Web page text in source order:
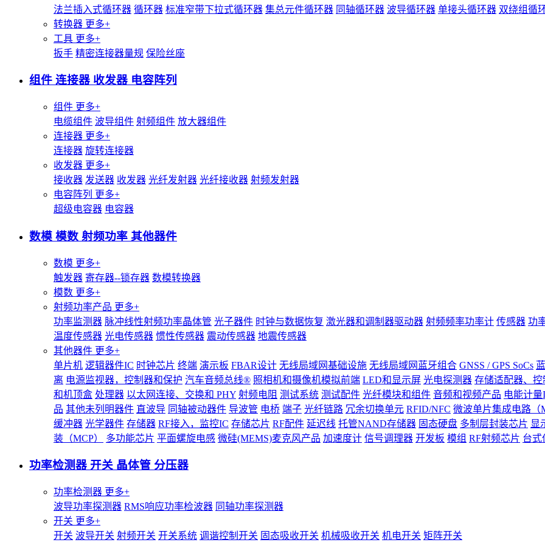
法兰插入式循环器 循环器 标准窄带下拉式循环器 集总元件循环器 同轴循环器 波导循环器 单接头循环器 双绕组循
转换器 更多+
工具 更多+
扳手 精密连接器量规 保险丝座
组件 连接器 收发器 电容阵列
组件 更多+
电缆组件 波导组件 射频组件 放大器组件
连接器 更多+
连接器 旋转连接器
收发器 更多+
接收器 发送器 收发器 光纤发射器 光纤接收器 射频发射器
电容阵列 更多+
超级电容器 电容器
数模 模数 射频功率 其他器件
数模 更多+
触发器 寄存器--锁存器 数模转换器
模数 更多+
射频功率产品 更多+
功率监测器 脉冲线性射频功率晶体管 光子器件 时钟与数据恢复 激光器和调制器驱动器 射频频率功率计 传感器 功
温度传感器 光电传感器 惯性传感器 震动传感器 地震传感器
其他器件 更多+
单片机 逻辑器件IC 时钟芯片 终端 演示板 FBAR设计 无线局域网基础设施 无线局域网蓝牙组合 GNSS / GPS SoCs
离 电源监视器，控制器和保护 汽车音频总线® 照相机和摄像机模拟前端 LED和显示屏 光电探测器 存储适配器、控
和机顶盒 处理器 以太网连接、交换和 PHY 射频电阻 测试系统 测试配件 光纤模块和组件 音频和视频产品 电能计量
品 其他未列明器件 直波导 同轴被动器件 导波管 电桥 端子 光纤链路 冗余切换单元 RFID/NFC 微波单片集成电路（
缓冲器 光学器件 存储器 RF接入，监控IC 存储芯片 RF配件 延迟线 托管NAND存储器 固态硬盘 多制层封装芯片 显
装（MCP）
多功能芯片 平面螺旋电感 微硅(MEMS)麦克风产品 加速度计 信号调理器 开发板 模组 RF射频芯片 台式
功率检测器 开关 晶体管 分压器
功率检测器 更多+
波导功率探测器 RMS响应功率检波器 同轴功率探测器
开关 更多+
开关 波导开关 射频开关 开关系统 调谐控制开关 固态吸收开关 机械吸收开关 机电开关 矩阵开关